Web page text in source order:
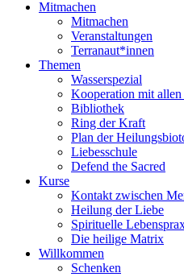
Mitmachen
Mitmachen
Veranstaltungen
Terranaut*innen
Themen
Wasserspezial
Kooperation mit allen
Bibliothek
Ring der Kraft
Plan der
Liebesschule
Defend the Sacred
Kurse
Kontakt zwischen
Heilung der Liebe
Spirituelle
Die heilige Matrix
Willkommen
Schenken